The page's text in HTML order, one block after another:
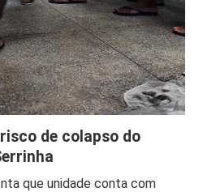
de colapso do
que unidade conta com